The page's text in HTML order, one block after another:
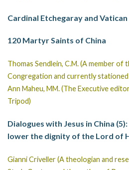
Cardinal Etchegaray and
120 Martyr Saints of China
Thomas Sendlein, C.M. (A member of
Congregation and currently stationed
Ann Maheu, MM. (The Executive
Tripod)
Dialogues with Jesus in China
lower the dignity of the Lord of
Gianni Criveller (A theologian and